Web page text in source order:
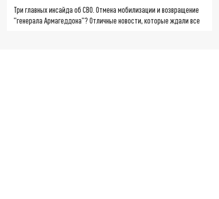
Три главных инсайда об СВО. Отмена мобилизации и возвращение
"генерала Армагеддона"? Отличные новости, которые ждали все